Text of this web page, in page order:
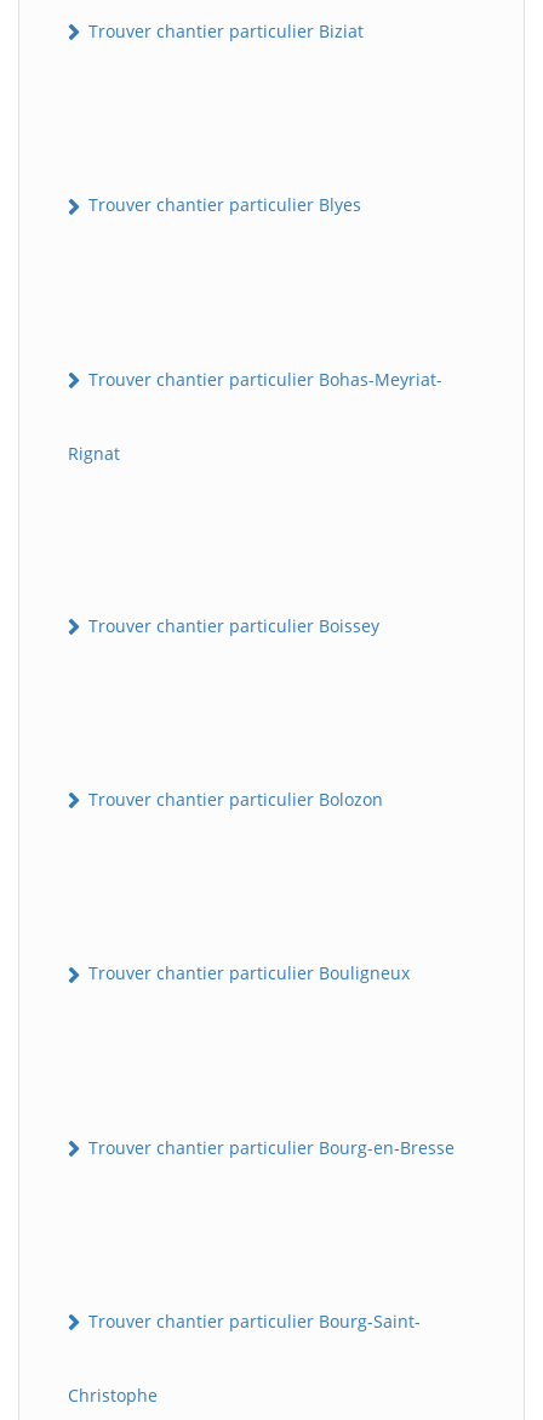
Trouver chantier particulier Biziat
Trouver chantier particulier Blyes
Trouver chantier particulier Bohas-Meyriat-
Rignat
Trouver chantier particulier Boissey
Trouver chantier particulier Bolozon
Trouver chantier particulier Bouligneux
Trouver chantier particulier Bourg-en-Bresse
Trouver chantier particulier Bourg-Saint-
Christophe